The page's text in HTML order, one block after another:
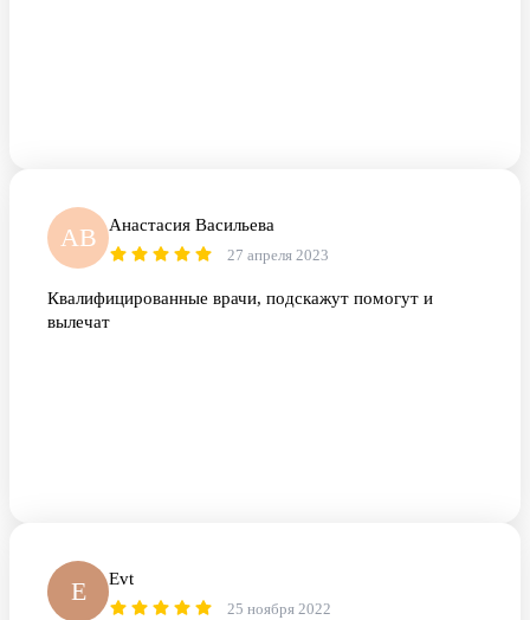
АВ Анастасия Васильева
27 апреля 2023
Квалифицированные врачи, подскажут помогут и
вылечат
Е Еvt
25 ноября 2022